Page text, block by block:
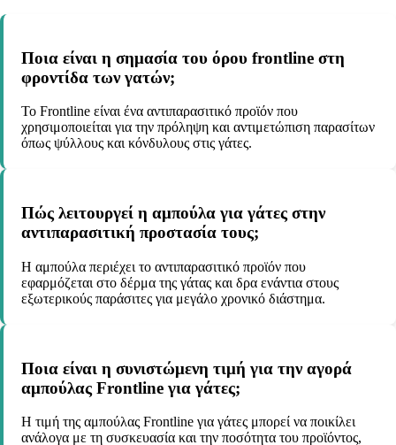
Ποια είναι η σημασία του όρου frontline στη
φροντίδα των γατών;
Το Frontline είναι ένα αντιπαρασιτικό προϊόν που
χρησιμοποιείται για την πρόληψη και αντιμετώπιση παρασίτων
όπως ψύλλους και κόνδυλους στις γάτες.
Πώς λειτουργεί η αμπούλα για γάτες στην
αντιπαρασιτική προστασία τους;
Η αμπούλα περιέχει το αντιπαρασιτικό προϊόν που
εφαρμόζεται στο δέρμα της γάτας και δρα ενάντια στους
εξωτερικούς παράσιτες για μεγάλο χρονικό διάστημα.
Ποια είναι η συνιστώμενη τιμή για την αγορά
αμπούλας Frontline για γάτες;
Η τιμή της αμπούλας Frontline για γάτες μπορεί να ποικίλει
ανάλογα με τη συσκευασία και την ποσότητα του προϊόντος,